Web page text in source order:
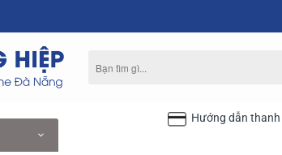
kiếm:
Hướng dẫn